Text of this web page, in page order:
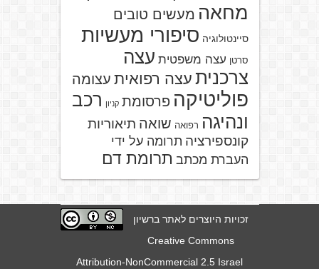
מחאה מעשים טובים
סיינטולוגיה סיפורי מעשיות
סרטן עצה משפטית עצה
צרכנית עצה רפואית עצומה
פוליטיקה פרסומת קניון רכב
ונהיגה רפואה שואה תיאוריות
קונספירציה תרומה על ידי
העברת מכתב תרומת דם
זכויות היוצרים לאתר ברשיון
Creative Commons
Attribution-NonCommercial 2.5 Israel